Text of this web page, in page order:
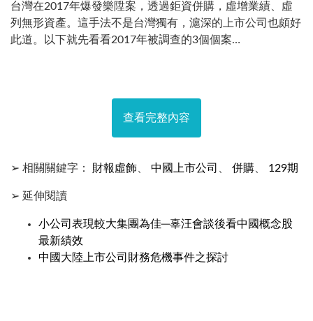
台灣在2017年爆發樂陞案，透過鉅資併購，虛增業績、虛
列無形資產。這手法不是台灣獨有，滬深的上市公司也頗好
此道。以下就先看看2017年被調查的3個個案…
查看完整內容
➢ 相關關鍵字： 財報虛飾 中國上市公司 併購 129期
➢ 延伸閱讀
小公司表現較大集團為佳─辜汪會談後看中國概念股
最新績效
中國大陸上市公司財務危機事件之探討